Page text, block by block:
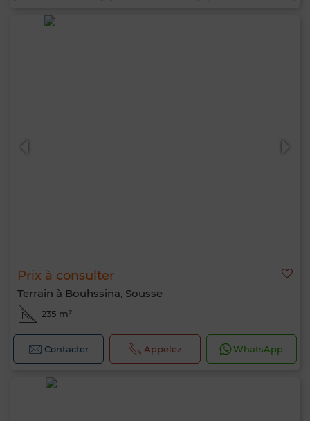
Prix à consulter
Terrain à Bouhssina, Sousse
235 m²
Contacter Appelez WhatsApp